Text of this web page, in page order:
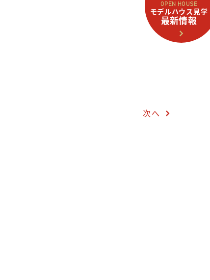
OPEN HOUSE
モデルハウス見学
最新情報
次へ